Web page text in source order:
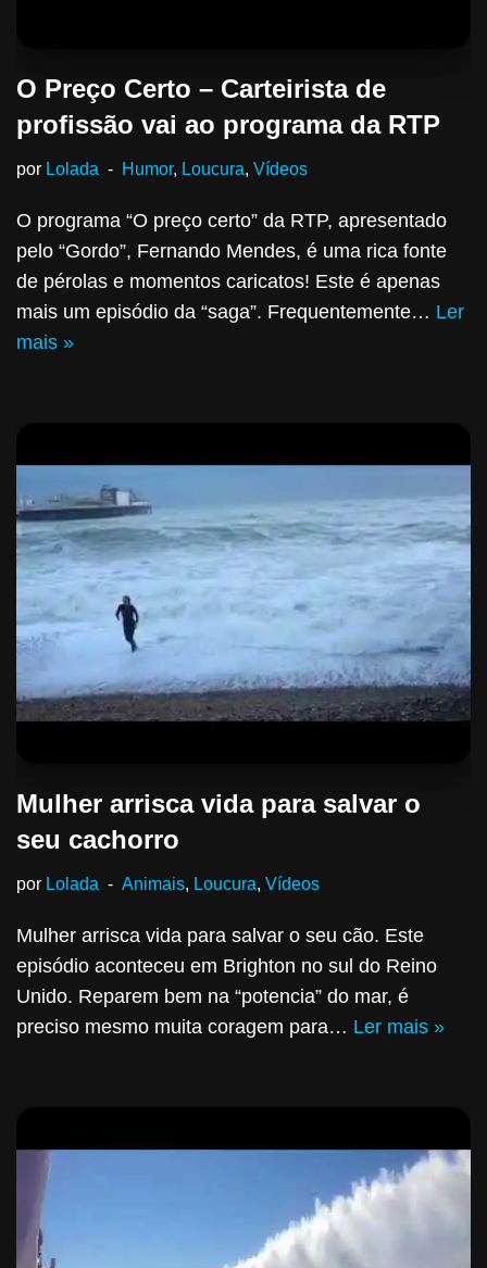
O Preço Certo – Carteirista de
profissão vai ao programa da RTP
por Lolada Humor, Loucura, Vídeos
O programa “O preço certo” da RTP, apresentado
pelo “Gordo”, Fernando Mendes, é uma rica fonte
de pérolas e momentos caricatos! Este é apenas
mais um episódio da “saga”. Frequentemente… Ler
mais »
Mulher arrisca vida para salvar o
seu cachorro
por Lolada Animais, Loucura, Vídeos
Mulher arrisca vida para salvar o seu cão. Este
episódio aconteceu em Brighton no sul do Reino
Unido. Reparem bem na “potencia” do mar, é
preciso mesmo muita coragem para… Ler mais »